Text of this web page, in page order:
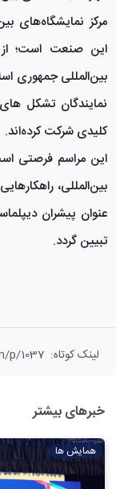
مرکز نمایشگاه‌های
این صنعت است؛ از
بین‌المللی جمهوری
نمایندگان تشکل
کلیدی شرکت کرده‌اند.
این مراسم فرصتی
بین‌المللی،
عنوان پیشران
تبیین گردد.
لینک کوتاه:
p/1037
خبرهای بیشتر
همایش ها